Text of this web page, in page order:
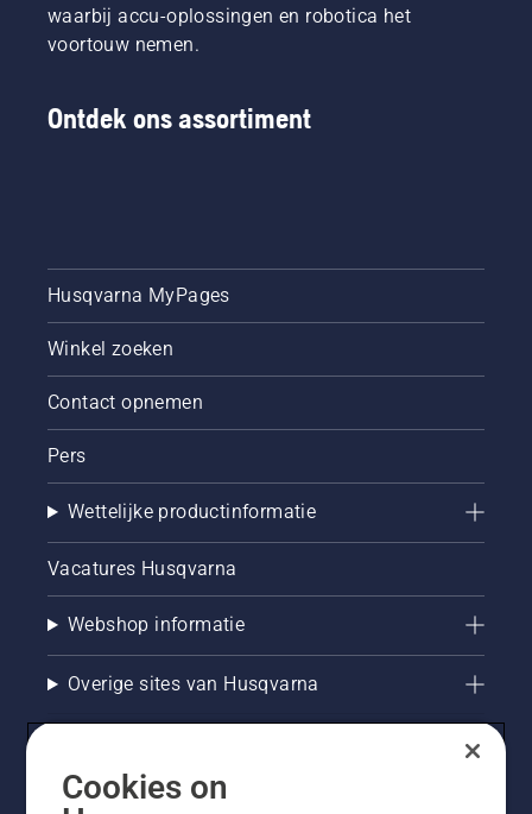
waarbij accu-oplossingen en robotica het
voortouw nemen.
Ontdek ons assortiment
Husqvarna MyPages
Winkel zoeken
Contact opnemen
Pers
Wettelijke productinformatie
Vacatures Husqvarna
Webshop informatie
Overige sites van Husqvarna
Cookies on